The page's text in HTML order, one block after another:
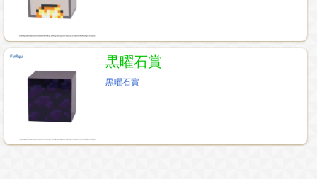
黒曜石賞
黒曜石賞